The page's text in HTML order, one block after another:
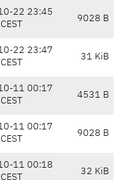
22 23:45
CEST
9028 B
22 23:47
CEST
31 KiB
11 00:17
CEST
4531 B
11 00:17
CEST
9028 B
11 00:18
CEST
32 KiB